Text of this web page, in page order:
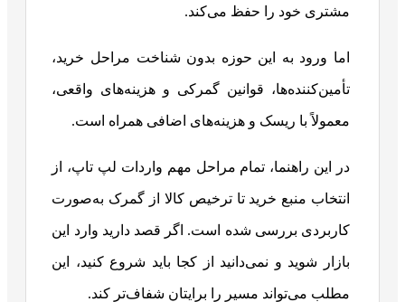
مشتری خود را حفظ می‌کند.
اما ورود به این حوزه بدون شناخت مراحل خرید،
تأمین‌کننده‌ها، قوانین گمرکی و هزینه‌های واقعی،
معمولاً با ریسک و هزینه‌های اضافی همراه است.
در این راهنما، تمام مراحل مهم واردات لپ ‌تاپ، از
انتخاب منبع خرید تا ترخیص کالا از گمرک به‌صورت
کاربردی بررسی شده است. اگر قصد دارید وارد این
بازار شوید و نمی‌دانید از کجا باید شروع کنید، این
مطلب می‌تواند مسیر را برایتان شفاف‌تر کند.